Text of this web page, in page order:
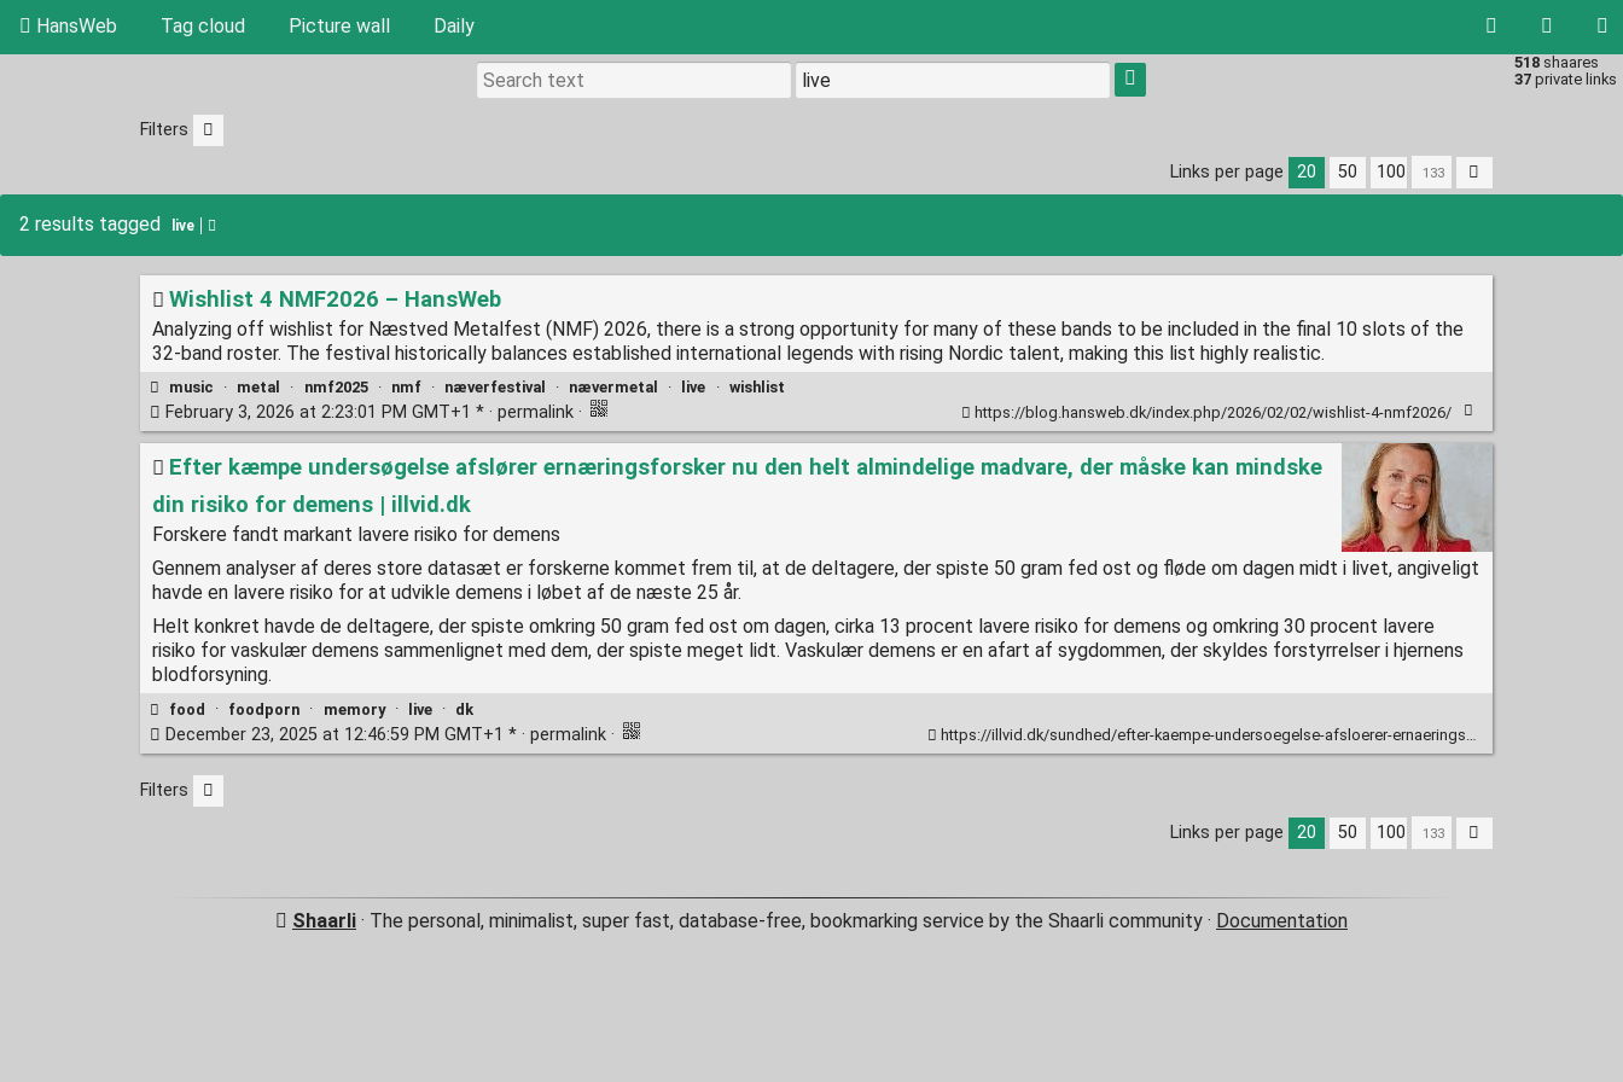
HansWeb Tag cloud Picture wall Daily
518 shaares
37 private links
Type 1 or
more
results.
Filters
Links per page 20 50 100
2 results tagged live
Wishlist 4 NMF2026 – HansWeb
Analyzing off wishlist for Næstved Metalfest (NMF) 2026, there is a strong opportunity for many of these bands to be included in the final 10 slots of the
32-band roster. The festival historically balances established international legends with rising Nordic talent, making this list highly realistic.
music · metal · nmf2025 · nmf · næverfestival · nævermetal · live · wishlist
February 3, 2026 at 2:23:01 PM GMT+1 * · permalink · https://blog.hansweb.dk/index.php/2026/02/02/wishlist-4-nmf2026/
Efter kæmpe undersøgelse afslører ernæringsforsker nu den helt almindelige madvare, der måske kan mindske
din risiko for demens | illvid.dk
Forskere fandt markant lavere risiko for demens
Gennem analyser af deres store datasæt er forskerne kommet frem til, at de deltagere, der spiste 50 gram fed ost og fløde om dagen midt i livet, angiveligt
havde en lavere risiko for at udvikle demens i løbet af de næste 25 år.
Helt konkret havde de deltagere, der spiste omkring 50 gram fed ost om dagen, cirka 13 procent lavere risiko for demens og omkring 30 procent lavere
risiko for vaskulær demens sammenlignet med dem, der spiste meget lidt. Vaskulær demens er en afart af sygdommen, der skyldes forstyrrelser i hjernens
blodforsyning.
food · foodporn · memory · live · dk
December 23, 2025 at 12:46:59 PM GMT+1 * · permalink · https://illvid.dk/sundhed/efter-kaempe-undersoegelse-afsloerer-ernaeringsforsker-nu-den-helt-almindelige-madvare-der-maaske-kan-mindske-din-risiko-for-demens
Filters
Links per page 20 50 100
Shaarli · The personal, minimalist, super fast, database-free, bookmarking service by the Shaarli community · Documentation